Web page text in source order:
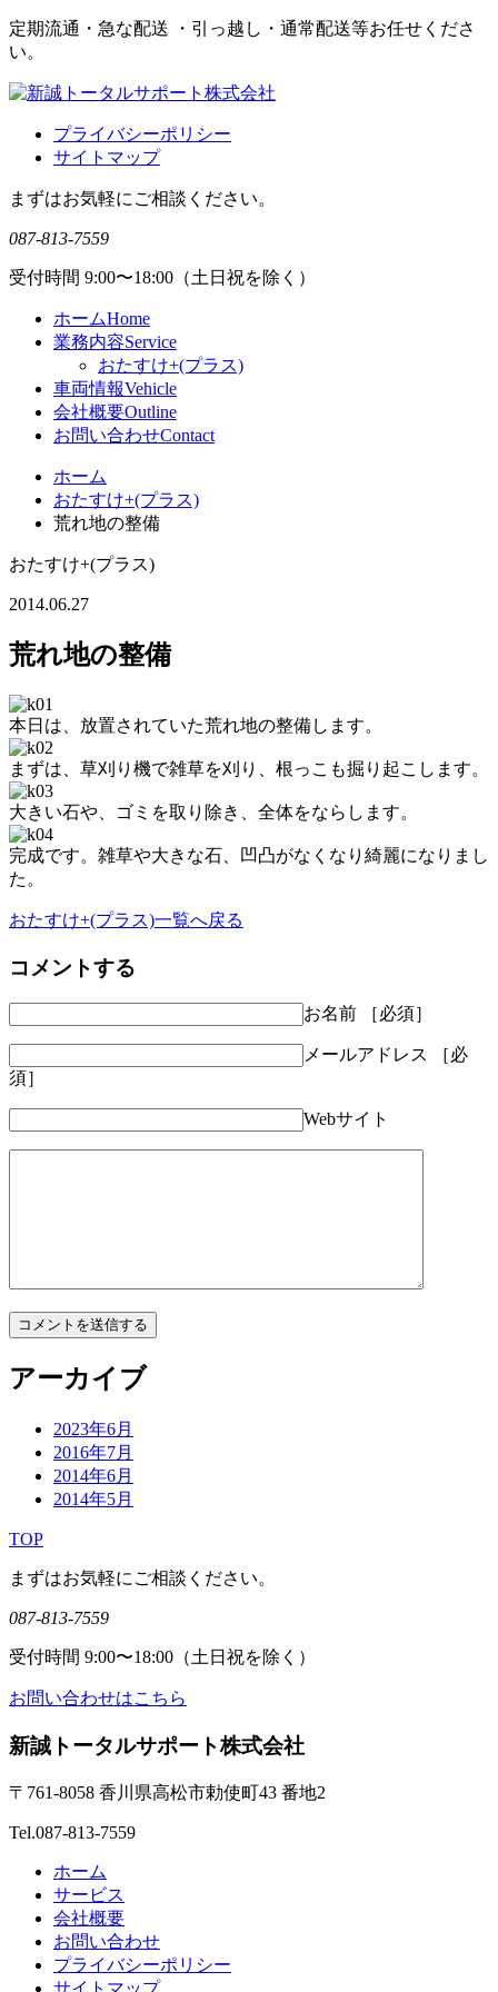
定期流通・急な配送 ・引っ越し・通常配送等お任せくださ
い。
プライバシーポリシー
サイトマップ
まずはお気軽にご相談ください。
087-813-7559
受付時間 9:00〜18:00（土日祝を除く）
ホームHome
業務内容Service
おたすけ+(プラス)
車両情報Vehicle
会社概要Outline
お問い合わせContact
ホーム
おたすけ+(プラス)
荒れ地の整備
おたすけ+(プラス)
2014.06.27
荒れ地の整備
本日は、放置されていた荒れ地の整備します。
まずは、草刈り機で雑草を刈り、根っこも掘り起こします。
大きい石や、ゴミを取り除き、全体をならします。
完成です。雑草や大きな石、凹凸がなくなり綺麗になりまし
た。
おたすけ+(プラス)一覧へ戻る
コメントする
お名前 ［必須］
メールアドレス
［必
須］
Webサイト
アーカイブ
2023年6月
2016年7月
2014年6月
2014年5月
TOP
まずはお気軽にご相談ください。
087-813-7559
受付時間 9:00〜18:00（土日祝を除く）
お問い合わせはこちら
新誠トータルサポート株式会社
〒761-8058 香川県高松市勅使町43 番地2
Tel.087-813-7559
ホーム
サービス
会社概要
お問い合わせ
プライバシーポリシー
サイトマップ